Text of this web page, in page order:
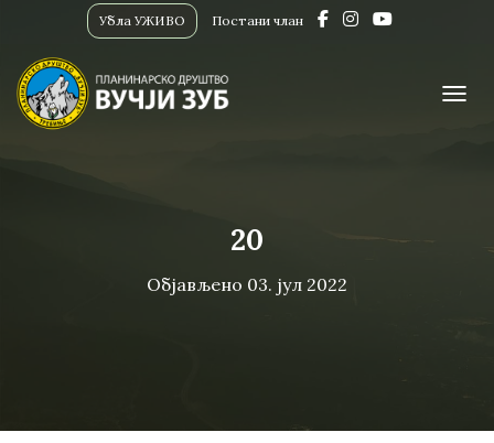
Убла УЖИВО Постани члан
20
Објављено 03. јул 2022